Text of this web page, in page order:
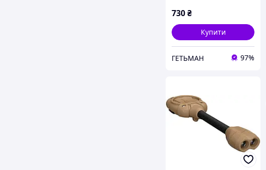
730₴
Купити
ГЕТЬМАН 97%